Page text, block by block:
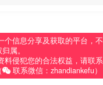
个信息分享及获取的平台，
属。
料侵犯您的合法权益，请联
联系微信：zhandiankefu）